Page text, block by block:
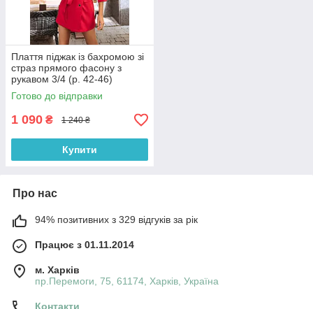
Плаття піджак із бахромою зі
страз прямого фасону з
рукавом 3/4 (р. 42-46)
66032050Qr
Готово до відправки
1 090 ₴ 1 240 ₴
Купити
Про нас
94% позитивних з 329 відгуків за рік
Працює з 01.11.2014
м. Харків
пр.Перемоги, 75, 61174, Харків, Україна
Контакти